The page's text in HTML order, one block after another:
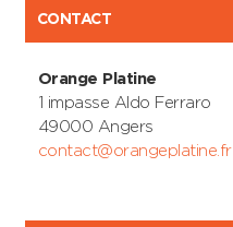
CONTACT
Orange Platine
1 impasse Aldo Ferraro
49000 Angers
contact@orangeplatine.fr